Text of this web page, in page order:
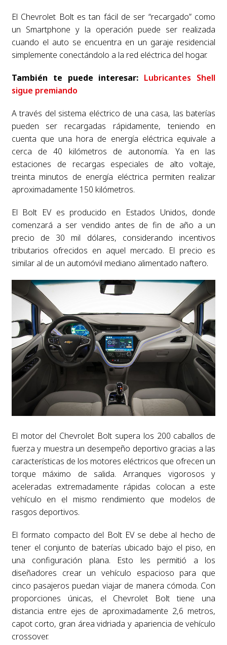
El Chevrolet Bolt es tan fácil de ser “recargado” como
un Smartphone y la operación puede ser realizada
cuando el auto se encuentra en un garaje residencial
simplemente conectándolo a la red eléctrica del hogar.
También te puede interesar: Lubricantes Shell
sigue premiando
A través del sistema eléctrico de una casa, las baterías
pueden ser recargadas rápidamente, teniendo en
cuenta que una hora de energía eléctrica equivale a
cerca de 40 kilómetros de autonomía. Ya en las
estaciones de recargas especiales de alto voltaje,
treinta minutos de energía eléctrica permiten realizar
aproximadamente 150 kilómetros.
El Bolt EV es producido en Estados Unidos, donde
comenzará a ser vendido antes de fin de año a un
precio de 30 mil dólares, considerando incentivos
tributarios ofrecidos en aquel mercado. El precio es
similar al de un automóvil mediano alimentado naftero.
El motor del Chevrolet Bolt supera los 200 caballos de
fuerza y muestra un desempeño deportivo gracias a las
características de los motores eléctricos que ofrecen un
torque máximo de salida. Arranques vigorosos y
aceleradas extremadamente rápidas colocan a este
vehículo en el mismo rendimiento que modelos de
rasgos deportivos.
El formato compacto del Bolt EV se debe al hecho de
tener el conjunto de baterías ubicado bajo el piso, en
una configuración plana. Esto les permitió a los
diseñadores crear un vehículo espacioso para que
cinco pasajeros puedan viajar de manera cómoda. Con
proporciones únicas, el Chevrolet Bolt tiene una
distancia entre ejes de aproximadamente 2,6 metros,
capot corto, gran área vidriada y apariencia de vehículo
crossover.